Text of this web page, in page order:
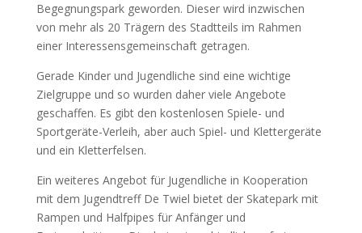
Begegnungspark geworden. Dieser wird inzwischen
von mehr als 20 Trägern des Stadtteils im Rahmen
einer Interessensgemeinschaft getragen.
Gerade Kinder und Jugendliche sind eine wichtige
Zielgruppe und so wurden daher viele Angebote
geschaffen. Es gibt den kostenlosen Spiele- und
Sportgeräte-Verleih, aber auch Spiel- und Klettergeräte
und ein Kletterfelsen.
Ein weiteres Angebot für Jugendliche in Kooperation
mit dem Jugendtreff De Twiel bietet der Skatepark mit
Rampen und Halfpipes für Anfänger und